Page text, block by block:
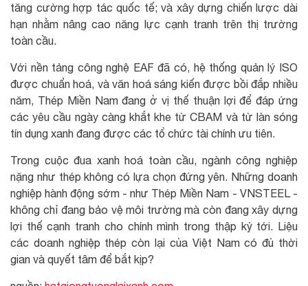
tăng cường hợp tác quốc tế; và xây dựng chiến lược dài
hạn nhằm nâng cao năng lực cạnh tranh trên thị trường
toàn cầu.
Với nền tảng công nghệ EAF đã có, hệ thống quản lý ISO
được chuẩn hoá, và văn hoá sáng kiến được bồi đắp nhiều
năm, Thép Miền Nam đang ở vị thế thuận lợi để đáp ứng
các yêu cầu ngày càng khắt khe từ CBAM và từ làn sóng
tín dụng xanh đang được các tổ chức tài chính ưu tiên.
Trong cuộc đua xanh hoá toàn cầu, ngành công nghiệp
nặng như thép không có lựa chọn đứng yên. Những doanh
nghiệp hành động sớm - như Thép Miền Nam - VNSTEEL -
không chỉ đang bảo vệ môi trường mà còn đang xây dựng
lợi thế cạnh tranh cho chính mình trong thập kỷ tới. Liệu
các doanh nghiệp thép còn lại của Việt Nam có đủ thời
gian và quyết tâm để bắt kịp?